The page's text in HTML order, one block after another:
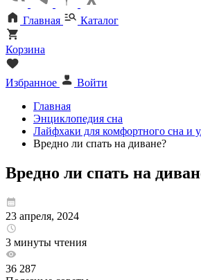
Главная Каталог
Корзина
Избранное
Войти
Главная
Энциклопедия сна
Лайфхаки для комфортного сна и
Вредно ли спать на диване?
Вредно ли спать на
23 апреля, 2024
3 минуты чтения
36 287